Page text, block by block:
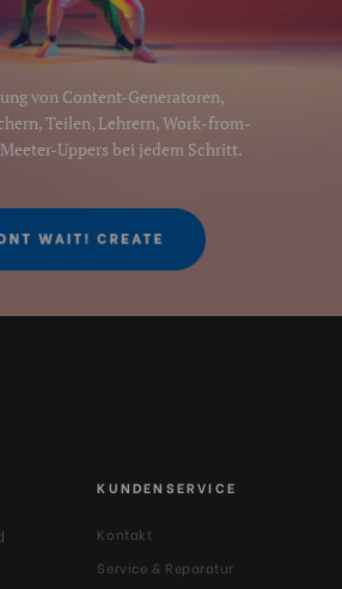
von Content-Generatoren,
Teilen, Lehrern, Work-from-
Uppers bei jedem Schritt.
KUNDENSERVICE
Kontakt
Service & Reparatur